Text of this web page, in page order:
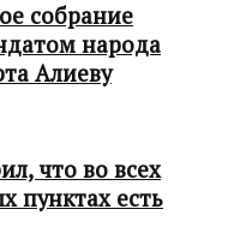
собрание
народа
Алиеву
что во всех
пунктах есть